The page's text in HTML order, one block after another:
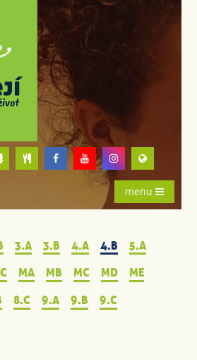
menu
3.A 3.B 4.A 4.B
5.A
MA MB MC MD
ME
8.C 9.A 9.B
9.C